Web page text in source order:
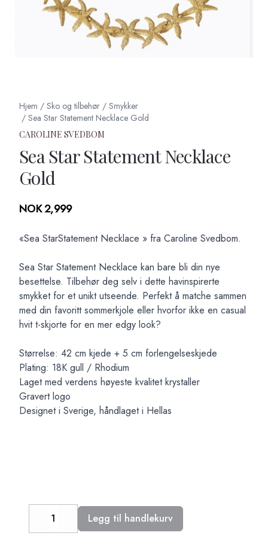
Hjem / Sko og tilbehør / Smykker
/ Sea Star Statement Necklace Gold
CAROLINE SVEDBOM
Sea Star Statement Necklace
Gold
Produktdetaljer
NOK 2,999
Description
«Sea StarStatement Necklace » fra Caroline Svedbom.
Sea Star Statement Necklace kan bare bli din nye
besettelse. Tilbehør deg selv i dette havinspirerte
smykket for et unikt utseende. Perfekt å matche sammen
med din favoritt sommerkjole eller hvorfor ikke en casual
hvit t-skjorte for en mer edgy look?
Størrelse: 42 cm kjede + 5 cm forlengelseskjede
Plating: 18K gull / Rhodium
Laget med verdens høyeste kvalitet krystaller
Gravert logo
Designet i Sverige, håndlaget i Hellas
DecreaseIncreaseLegg til handlekurv